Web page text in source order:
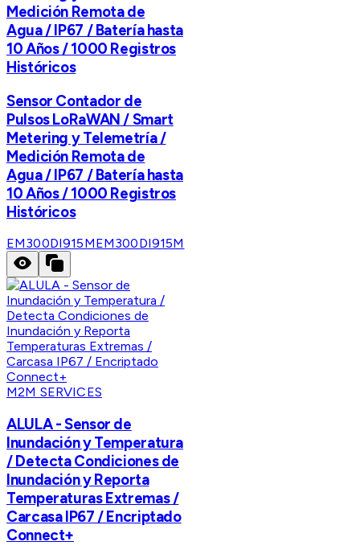
Medición Remota de
Agua / IP67 / Batería hasta
10 Años / 1000 Registros
Históricos
Sensor Contador de
Pulsos LoRaWAN / Smart
Metering y Telemetría /
Medición Remota de
Agua / IP67 / Batería hasta
10 Años / 1000 Registros
Históricos
EM300DI915MEM300DI915M
M2M SERVICES
ALULA - Sensor de
Inundación y Temperatura
/ Detecta Condiciones de
Inundación y Reporta
Temperaturas Extremas /
Carcasa IP67 / Encriptado
Connect+